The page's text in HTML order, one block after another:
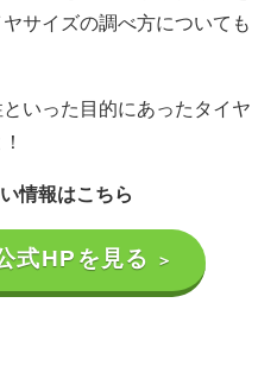
サイズの調べ方についても
いった目的にあったタイヤ
情報はこちら
式HPを見る ＞